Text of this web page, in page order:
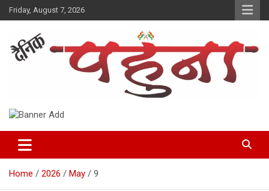
Skip
to
Friday, August 7, 2026
Dainik Pahuna
Home 2026 May 9